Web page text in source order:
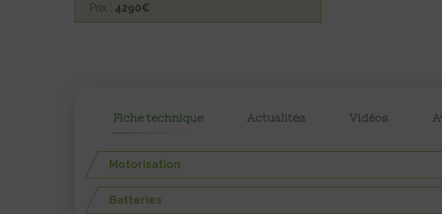
Prix : 4290€
Fiche technique Actualités Vidéos
Motorisation
Batteries